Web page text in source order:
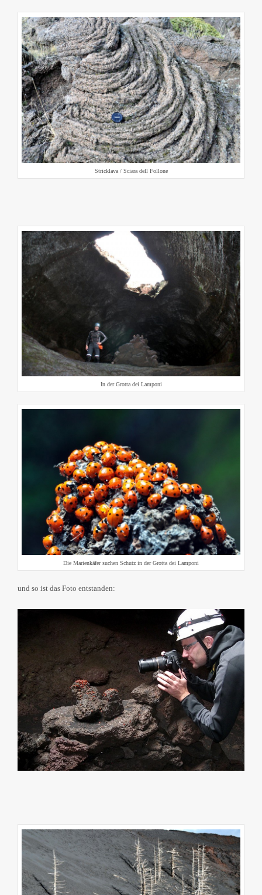
Stricklava / Sciara dell Follone
In der Grotta dei Lamponi
Die Marienkäfer suchen Schutz in der Grotta dei Lamponi
und so ist das Foto entstanden: